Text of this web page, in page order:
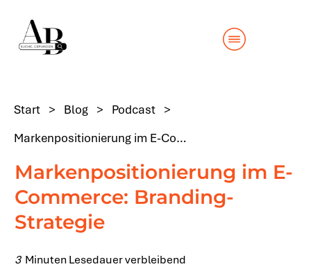
Start > Blog > Podcast >
Markenpositionierung im E-Commerce: Branding-Strategie
Markenpositionierung im E-
Commerce: Branding-
Strategie
3Minuten Lesedauer verbleibend